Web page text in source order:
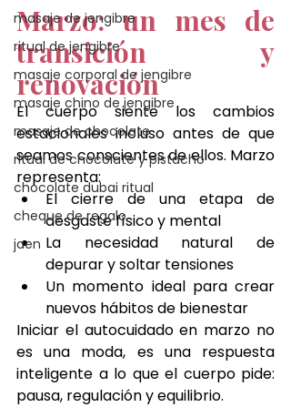
masaje de jengibre
ritual de jengibre
masaje corporal de jengibre
masaje chino de jengibre
masaje de chocolate
ritual de chocolate y pistacho
chocolate dubai ritual
cheque de regalo
jaen
Marzo: un mes de
transición y
renovación
El cuerpo siente los cambios
estacionales incluso antes de que
seamos conscientes de ellos. Marzo
representa:
El cierre de una etapa de
desgaste físico y mental
La necesidad natural de
depurar y soltar tensiones
Un momento ideal para crear
nuevos hábitos de bienestar
Iniciar el autocuidado en marzo no
es una moda, es una respuesta
inteligente a lo que el cuerpo pide:
pausa, regulación y equilibrio.